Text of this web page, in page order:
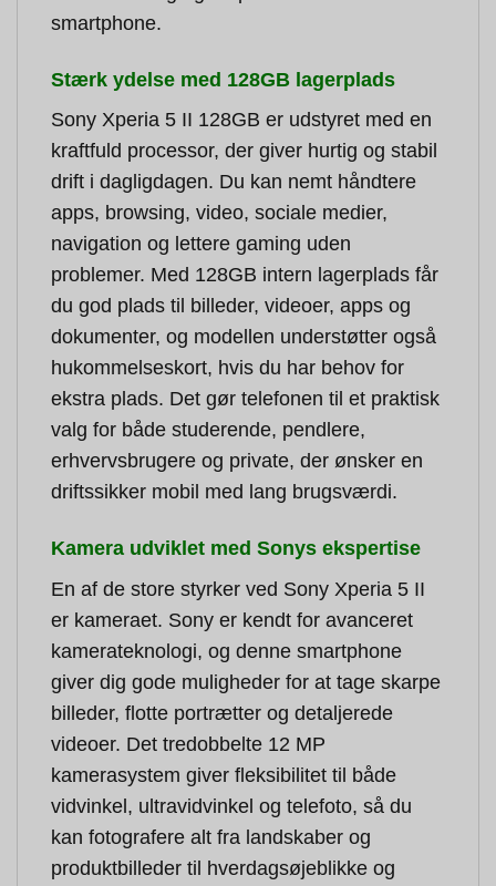
smartphone.
Stærk ydelse med 128GB lagerplads
Sony Xperia 5 II 128GB er udstyret med en
kraftfuld processor, der giver hurtig og stabil
drift i dagligdagen. Du kan nemt håndtere
apps, browsing, video, sociale medier,
navigation og lettere gaming uden
problemer. Med 128GB intern lagerplads får
du god plads til billeder, videoer, apps og
dokumenter, og modellen understøtter også
hukommelseskort, hvis du har behov for
ekstra plads. Det gør telefonen til et praktisk
valg for både studerende, pendlere,
erhvervsbrugere og private, der ønsker en
driftssikker mobil med lang brugsværdi.
Kamera udviklet med Sonys ekspertise
En af de store styrker ved Sony Xperia 5 II
er kameraet. Sony er kendt for avanceret
kamerateknologi, og denne smartphone
giver dig gode muligheder for at tage skarpe
billeder, flotte portrætter og detaljerede
videoer. Det tredobbelte 12 MP
kamerasystem giver fleksibilitet til både
vidvinkel, ultravidvinkel og telefoto, så du
kan fotografere alt fra landskaber og
produktbilleder til hverdagsøjeblikke og